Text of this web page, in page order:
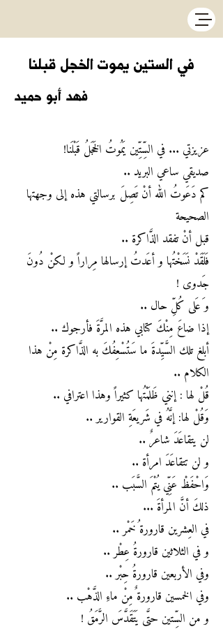
في الستين يموت الخجل قبلنا
فهد أبو حميد
عزيزتي ... في السِّتِّين يَمُوتُ الخَجَلُ قَبْلَنا!
صديقي ساعي البريد ..
كم دَعَوتُ الله أنْ تَصِلَ برسالتي هذه إلى وجهتها
الصحيحة
قبل أنْ تفقد الذَّاكرة ..
فَلَقَدْ نَسَخْتُها و أعَدتُ إرسالها مِراراً و لكنْ دُونَ
جَدوى !
و َعَلى كُلِّ حال ..
إذا ضاعَ مِنْكَ كتابي هذه المرَّةَ فأرجوك ..
أبلغ تلك السَّيِّدةَ ما سَتُسْعِفُكَ به الذَّاكرة مِنْ هذا
الكلام ..
قُلْ لها : إنني ظَلَمْتُها كثيراً وهذا اعترافي ..
وَقُلْ لها: إنَّهُ في شَريعَةِ القوارير ..
لن يتقاعَدَ شاعرٌ ..
و لن تتقاعَدَ امرأة ..
وَاحْفَظْ عَنِّي يُتْمَ السَّبَب ..
ذلكَ أنَّ المرأةَ ...
في العِشرين قارورة ُخَمْر ..
و في الثلاثين قارورةُ عِطْر ..
وفي الأربعين قارورةُ حِبْر ..
وفي الخمسين قارورة ٌمِنْ ماءِ الذَّهْب ..
و من السِّتين حتَّى يَتَقَدَّسَ الرَّمَقُ !